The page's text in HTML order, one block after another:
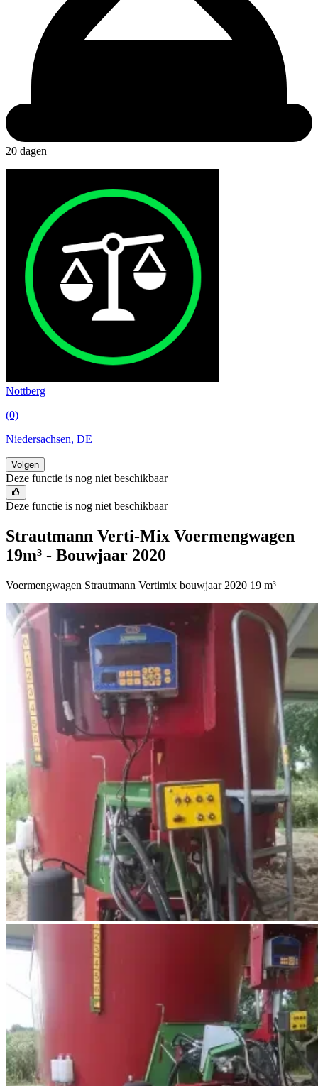
20 dagen
Nottberg
(0)
Niedersachsen, DE
Volgen
Deze functie is nog niet beschikbaar
Deze functie is nog niet beschikbaar
Strautmann Verti-Mix Voermengwagen
19m³ - Bouwjaar 2020
Voermengwagen Strautmann Vertimix bouwjaar 2020 19 m³